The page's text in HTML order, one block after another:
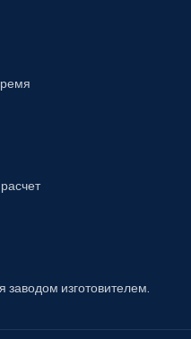
заводом изготовителем.